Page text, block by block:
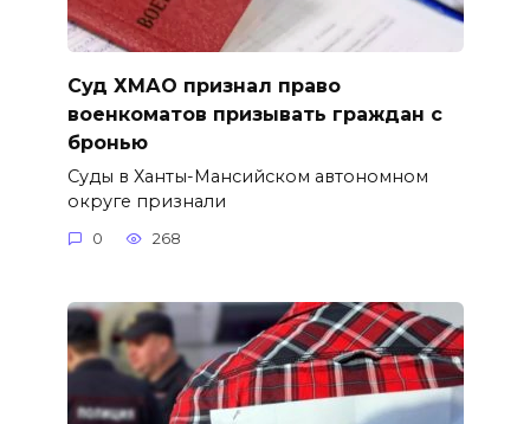
Суд ХМАО признал право
военкоматов призывать граждан с
бронью
Суды в Ханты-Мансийском автономном
округе признали
0 268